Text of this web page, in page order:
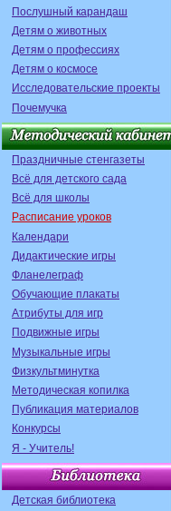
Послушный карандаш
Детям о животных
Детям о профессиях
Детям о космосе
Исследовательские проекты
Почемучка
Праздничные стенгазеты
Всё для детского сада
Всё для школы
Расписание уроков
Календари
Дидактические игры
Фланелеграф
Обучающие плакаты
Атрибуты для игр
Подвижные игры
Музыкальные игры
Физкультминутка
Методическая копилка
Публикация материалов
Конкурсы
Я - Учитель!
Детская библиотека